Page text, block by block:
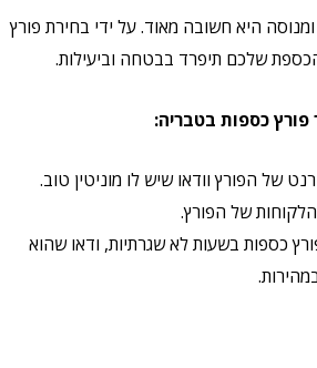
ומנוסה היא חשובה מאוד. על ידי בחירת פורץ
שלכם תיפרד בבטחה וביעילות.
פורץ כספות בטבריה:
של הפורץ וודאו שיש לו מוניטין טוב.
של הפורץ.
כספות בשעות לא שגרתיות, ודאו שהוא